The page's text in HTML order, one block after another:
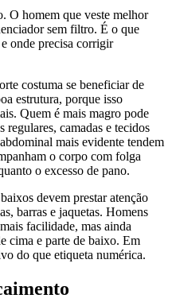
O homem que veste melhor
sem filtro. É o que
onde precisa corrigir
costuma se beneficiar de
estrutura, porque isso
Quem é mais magro pode
regulares, camadas e tecidos
mais evidente tendem
o corpo com folga
o excesso de pano.
devem prestar atenção
barras e jaquetas. Homens
facilidade, mas ainda
cima e parte de baixo. Em
do que etiqueta numérica.